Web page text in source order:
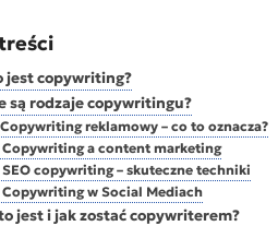
jest copywriting?
są rodzaje copywritingu?
Copywriting reklamowy – co to oznacza?
Copywriting a content marketing
SEO copywriting – skuteczne techniki
Copywriting w Social Mediach
jest i jak zostać copywriterem?